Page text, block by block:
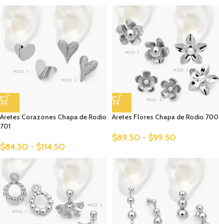
Aretes Corazones Chapa de Rodio
701
$84.50 - $114.50
Aretes Flores Chapa de Rodio 700
$89.50 - $99.50